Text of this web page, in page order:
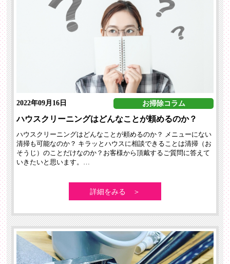
2022年09月16日 お掃除コラム
ハウスクリーニングはどんなことが頼めるのか？
ハウスクリーニングはどんなことが頼めるのか？ メニューにない
清掃も可能なのか？ キラッとハウスに相談できることは清掃（お
そうじ）のことだけなのか？お客様から頂戴するご質問に答えて
いきたいと思います。…
詳細をみる ＞